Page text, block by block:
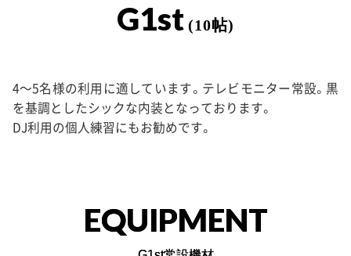
G1st (10帖)
4〜5名様の利用に適しています。テレビモニター常設。黒
を基調としたシックな内装となっております。
DJ利用の個人練習にもお勧めです。
EQUIPMENT